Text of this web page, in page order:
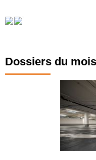
Dossiers du mois